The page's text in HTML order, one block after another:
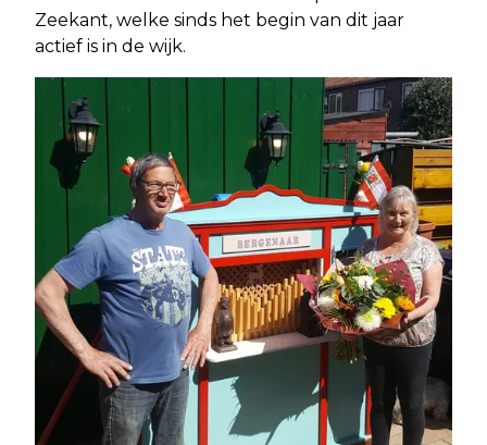
Zeekant, welke sinds het begin van dit jaar
actief is in de wijk.